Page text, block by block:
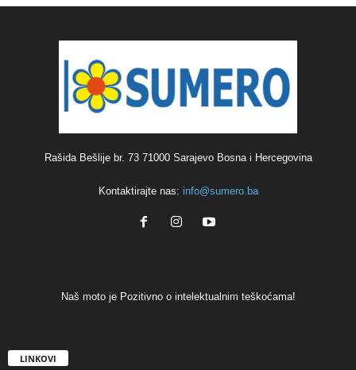
Rašida Bešlije br. 73 71000 Sarajevo Bosna i Hercegovina
Kontaktirajte nas: info@sumero.ba
Naš moto je Pozitivno o intelektualnim teškoćama!
LINKOVI